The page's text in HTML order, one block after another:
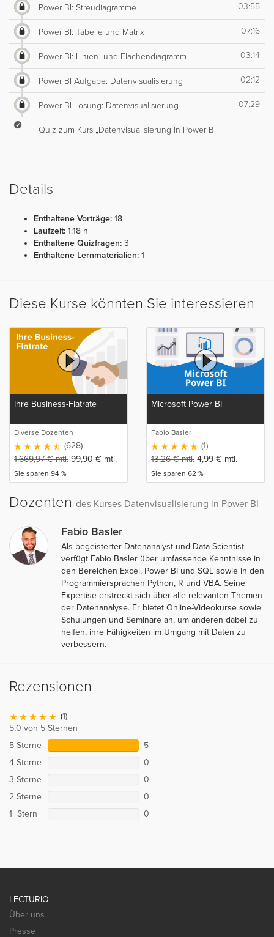
Power BI: Streudiagramme 03:55
Power BI: Tabelle und Matrix 07:16
Power BI: Linien- und Flächendiagramm 03:14
Power BI Aufgabe: Datenvisualisierung 02:12
Power BI Lösung: Datenvisualisierung 07:29
Quiz zum Kurs „Datenvisualisierung in Power BI“
Details
Enthaltene Vorträge: 18
Laufzeit: 1:18 h
Enthaltene Quizfragen: 3
Enthaltene Lernmaterialien: 1
Diese Kurse könnten Sie interessieren
Ihre Business-Flatrate
Diverse Dozenten
(628)
1.669,97€mtl. 99,90 € mtl.
Sie sparen 94 %
Microsoft Power BI
Fabio Basler
(1)
13,26€mtl. 4,99 € mtl.
Sie sparen 62 %
Dozenten des Kurses Datenvisualisierung in Power BI
Fabio Basler
Als begeisterter Datenanalyst und Data Scientist
verfügt Fabio Basler über umfassende Kenntnisse in
den Bereichen Excel, Power BI und SQL sowie in den
Programmiersprachen Python, R und VBA. Seine
Expertise erstreckt sich über alle relevanten Themen
der Datenanalyse. Er bietet Online-Videokurse sowie
Schulungen und Seminare an, um anderen dabei zu
helfen, ihre Fähigkeiten im Umgang mit Daten zu
verbessern.
Rezensionen
(1)
5,0 von 5 Sternen
5 Sterne
5
4 Sterne
0
3 Sterne
0
2 Sterne
0
1 Stern
0
LECTURIO
Über uns
Presse